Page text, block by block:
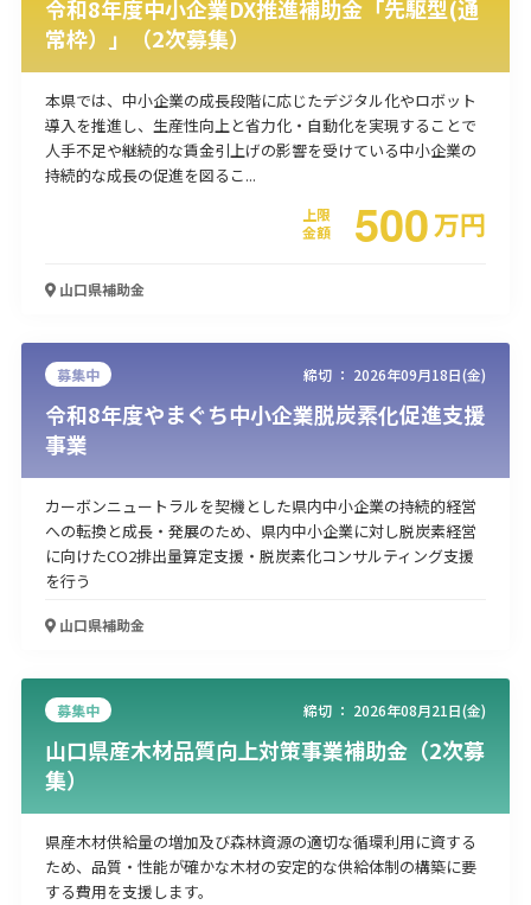
令和8年度中小企業DX推進補助金「先駆型(通
常枠）」（2次募集）
本県では、中小企業の成長段階に応じたデジタル化やロボット
導入を推進し、生産性向上と省力化・自動化を実現することで
人手不足や継続的な賃金引上げの影響を受けている中小企業の
持続的な成長の促進を図るこ...
上限
金額
500万円
山口県補助金
募集中 締切 ： 2026年09月18日(金)
令和8年度やまぐち中小企業脱炭素化促進支援
事業
カーボンニュートラルを契機とした県内中小企業の持続的経営
への転換と成長・発展のため、県内中小企業に対し脱炭素経営
に向けたCO2排出量算定支援・脱炭素化コンサルティング支援
を行う
山口県補助金
募集中 締切 ： 2026年08月21日(金)
山口県産木材品質向上対策事業補助金（2次募
集）
県産木材供給量の増加及び森林資源の適切な循環利用に資する
ため、品質・性能が確かな木材の安定的な供給体制の構築に要
する費用を支援します。